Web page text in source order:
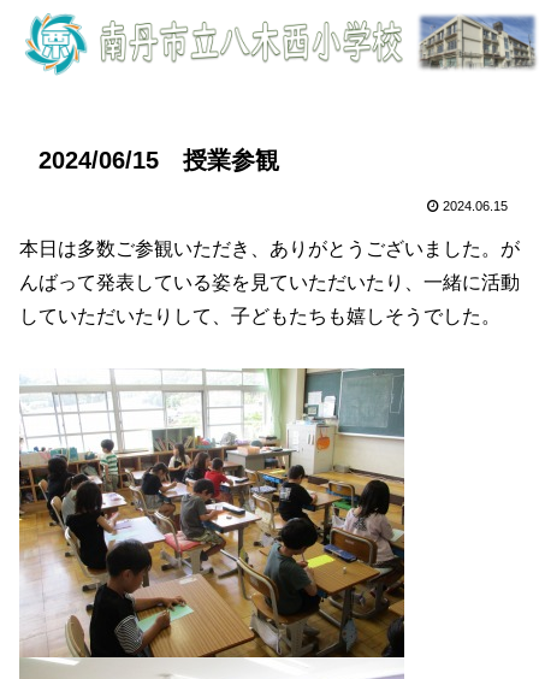
2024/06/15 授業参観
2024.06.15
本日は多数ご参観いただき、ありがとうございました。が
んばって発表している姿を見ていただいたり、一緒に活動
していただいたりして、子どもたちも嬉しそうでした。